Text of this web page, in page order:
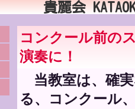
貴麗会
コンクール前の
演奏に！
当教室は、確実
る、コンクール